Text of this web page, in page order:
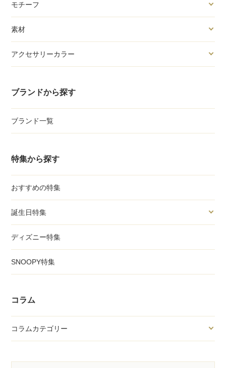
モチーフ
素材
アクセサリーカラー
ブランドから探す
ブランド一覧
特集から探す
おすすめの特集
誕生日特集
ディズニー特集
SNOOPY特集
コラム
コラムカテゴリー